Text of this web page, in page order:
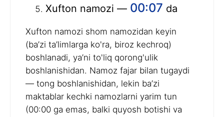
Xufton namozi — 00:07 da
Xufton namozi shom namozidan keyin
(ba’zi ta’limlarga ko'ra, biroz kechroq)
boshlanadi, ya’ni to'liq qorong'ulik
boshlanishidan. Namoz fajar bilan tugaydi
— tong boshlanishidan, lekin ba’zi
maktablar kechki namozlarni yarim tun
(00:00 ga emas, balki quyosh botishi va